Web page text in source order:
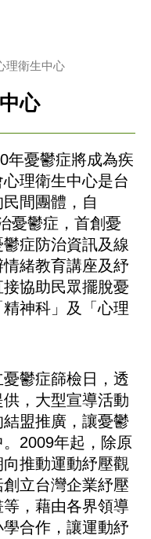
理衛生中心
心
憂鬱症將成為疾
理衛生中心是台
間團體，自
憂鬱症，首創憂
症防治資訊及線
情緒教育講座及紓
協助民眾擺脫憂
神科」及「心理
鬱症篩檢日，透
，大型宣導活動
盟推廣，讓憂鬱
2009年起，除原
推動運動紓壓觀
立台灣企業紓壓
，藉由各界領導
合作，讓運動紓